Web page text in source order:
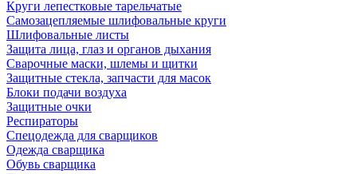
Круги лепестковые тарельчатые
Самозацепляемые шлифовальные круги
Шлифовальные листы
Защита лица, глаз и органов дыхания
Сварочные маски, шлемы и щитки
Защитные стекла, запчасти для масок
Блоки подачи воздуха
Защитные очки
Респираторы
Спецодежда для сварщиков
Одежда сварщика
Обувь сварщика